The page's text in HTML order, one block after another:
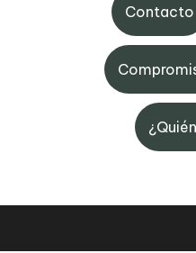
Maison de la Vallée d'Ossau,
+33 (0)5 59 05 31 41
Contacto